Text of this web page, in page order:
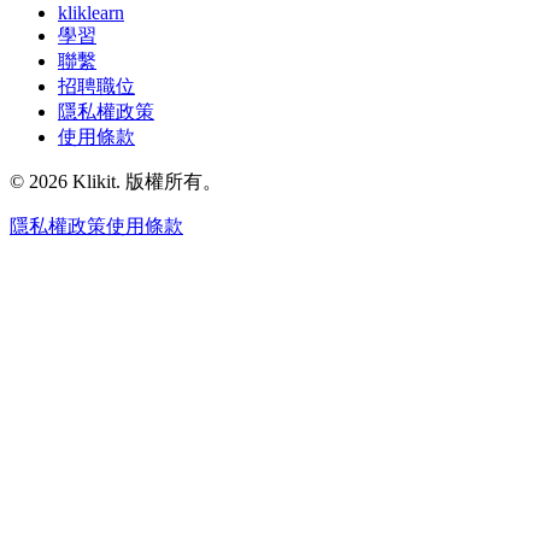
kliklearn
學習
聯繫
招聘職位
隱私權政策
使用條款
© 2026 Klikit. 版權所有。
隱私權政策使用條款